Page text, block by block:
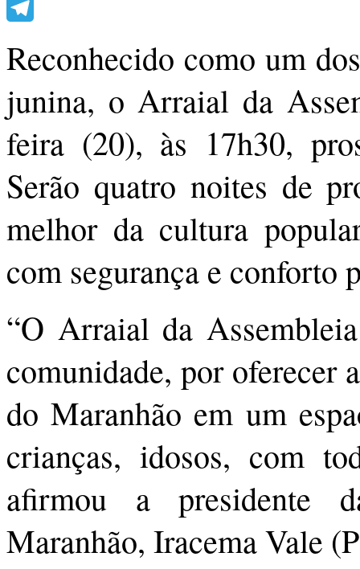
WhatsApp
Reconhecido como um
junina, o Arraial da
feira (20), às 17h30,
Serão quatro noites de
melhor da cultura
com segurança e conforto
“O Arraial da
comunidade, por oferecer
do Maranhão em um
crianças, idosos, com
afirmou a presidente
Maranhão, Iracema Vale